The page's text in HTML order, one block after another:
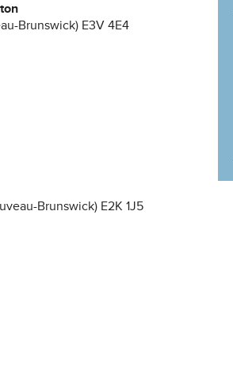
Brunswick) E3V 4E4
Brunswick) E2K 1J5